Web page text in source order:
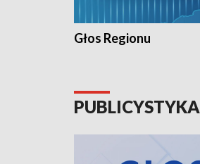
Głos Regionu
PUBLICYSTYKA